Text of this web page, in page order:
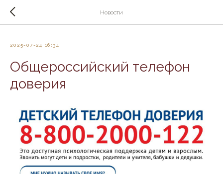
Новости
2025-07-24 16:34
Общероссийский телефон
доверия